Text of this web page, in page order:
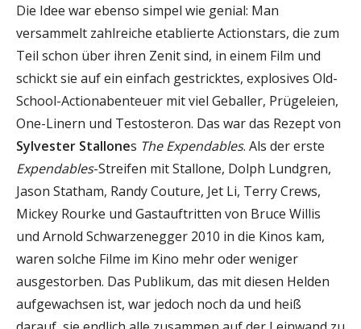
Die Idee war ebenso simpel wie genial: Man
versammelt zahlreiche etablierte Actionstars, die zum
Teil schon über ihren Zenit sind, in einem Film und
schickt sie auf ein einfach gestricktes, explosives Old-
School-Actionabenteuer mit viel Geballer, Prügeleien,
One-Linern und Testosteron. Das war das Rezept von
Sylvester Stallones The Expendables. Als der erste
Expendables-Streifen mit Stallone, Dolph Lundgren,
Jason Statham, Randy Couture, Jet Li, Terry Crews,
Mickey Rourke und Gastauftritten von Bruce Willis
und Arnold Schwarzenegger 2010 in die Kinos kam,
waren solche Filme im Kino mehr oder weniger
ausgestorben. Das Publikum, das mit diesen Helden
aufgewachsen ist, war jedoch noch da und heiß